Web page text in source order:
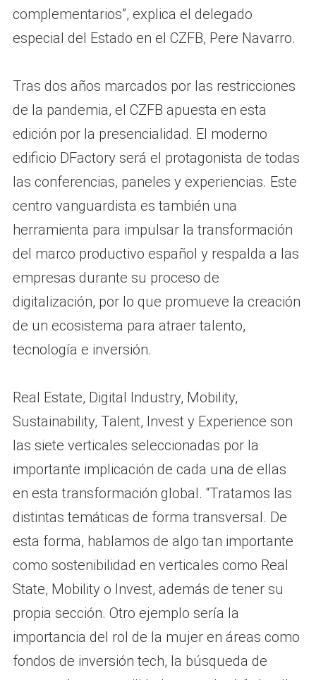
complementarios”, explica el delegado
especial del Estado en el CZFB, Pere Navarro.
Tras dos años marcados por las restricciones
de la pandemia, el CZFB apuesta en esta
edición por la presencialidad. El moderno
edificio DFactory será el protagonista de todas
las conferencias, paneles y experiencias. Este
centro vanguardista es también una
herramienta para impulsar la transformación
del marco productivo español y respalda a las
empresas durante su proceso de
digitalización, por lo que promueve la creación
de un ecosistema para atraer talento,
tecnología e inversión.
Real Estate, Digital Industry, Mobility,
Sustainability, Talent, Invest y Experience son
las siete verticales seleccionadas por la
importante implicación de cada una de ellas
en esta transformación global. “Tratamos las
distintas temáticas de forma transversal. De
esta forma, hablamos de algo tan importante
como sostenibilidad en verticales como Real
State, Mobility o Invest, además de tener su
propia sección. Otro ejemplo sería la
importancia del rol de la mujer en áreas como
fondos de inversión tech, la búsqueda de